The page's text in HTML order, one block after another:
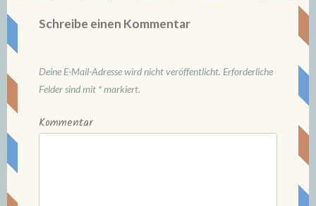
Schreibe einen Kommentar
Deine E-Mail-Adresse wird nicht veröffentlicht. Erforderliche
Felder sind mit *markiert.
Kommentar